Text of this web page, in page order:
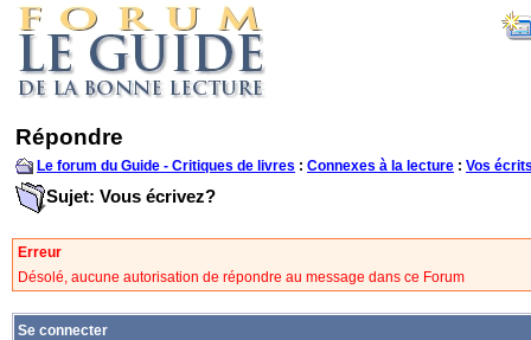
Répondre
Le forum du Guide - Critiques de livres : Connexes à la lecture : Vos
Sujet: Vous écrivez?
Erreur
Désolé, aucune autorisation de répondre au message dans ce Forum
Se connecter